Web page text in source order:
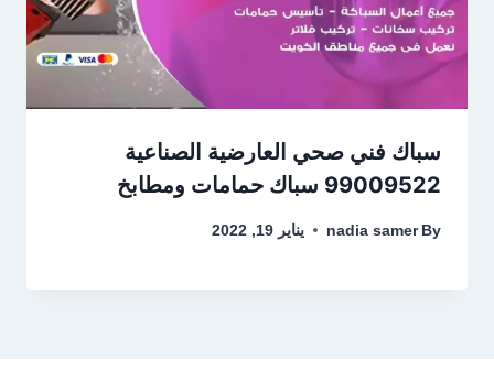
سباك فني صحي العارضية الصناعية
99009522 سباك حمامات ومطابخ
By
nadia samer يناير 19, 2022